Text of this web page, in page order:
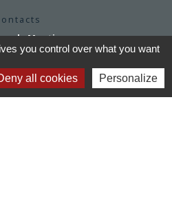
de Moutiers
Saint Martin
2 99 96 22 88
formulaire
you control over what you want
all cookies Personalize